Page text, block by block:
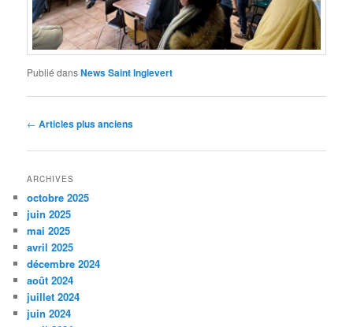
Publié dansNews Saint Inglevert
Navigation
articles
← Articles plus anciens
ARCHIVES
octobre 2025
juin 2025
mai 2025
avril 2025
décembre 2024
août 2024
juillet 2024
juin 2024